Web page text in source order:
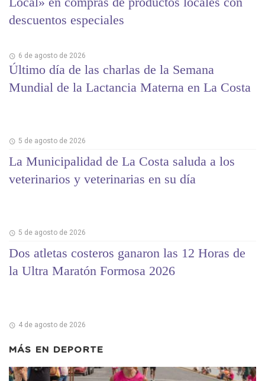
descuentos especiales
6 de agosto de 2026
Último día de las charlas de la Semana
Mundial de la Lactancia Materna en La Costa
5 de agosto de 2026
La Municipalidad de La Costa saluda a los
veterinarios y veterinarias en su día
5 de agosto de 2026
Dos atletas costeros ganaron las 12 Horas de
la Ultra Maratón Formosa 2026
4 de agosto de 2026
MÁS EN DEPORTE